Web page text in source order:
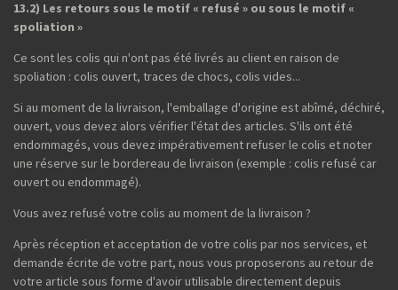
13.2) Les retours sous le motif « refusé » ou sous le motif «
spoliation »
Ce sont les colis qui n'ont pas été livrés au client en raison de
spoliation : colis ouvert, traces de chocs, colis vides...
Si au moment de la livraison, l'emballage d'origine est abîmé, déchiré,
ouvert, vous devez alors vérifier l'état des articles. S'ils ont été
endommagés, vous devez impérativement refuser le colis et noter
une réserve sur le bordereau de livraison (exemple : colis refusé car
ouvert ou endommagé).
Vous avez refusé votre colis au moment de la livraison ?
Après réception et acceptation de votre colis par nos services, et
demande écrite de votre part, nous vous proposerons au retour de
votre article sous forme d'avoir utilisable directement depuis